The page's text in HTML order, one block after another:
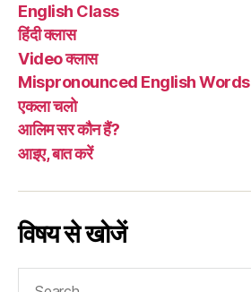
English Class
हिंदी क्लास
Video क्लास
Mispronounced English Words
एकला चलो
आलिम सर कौन हैं?
आइए, बात करें
विषय से खोजें